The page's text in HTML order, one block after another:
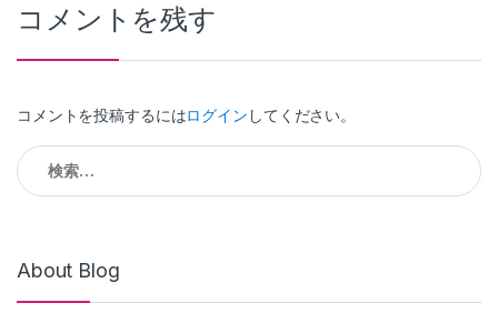
ゲ
ー
シ
ョ
ン
コメントを残す
コメントを投稿するにはログイン してください。
検
索:
About Blog